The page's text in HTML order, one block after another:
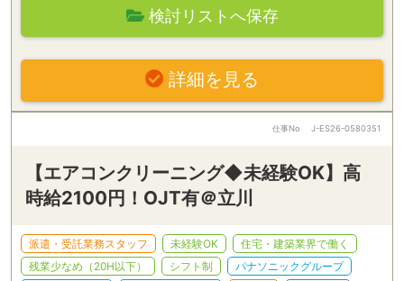
検討リストへ保存
詳細を見る
仕事No J-ES26-0580351
【エアコンクリーニング◆未経験OK】高
時給2100円！OJT有＠立川
派遣・受託業務スタッフ 未経験OK
住宅・建築業界で働く
残業少なめ（20H以下）
シフト制
パナソニックグループ